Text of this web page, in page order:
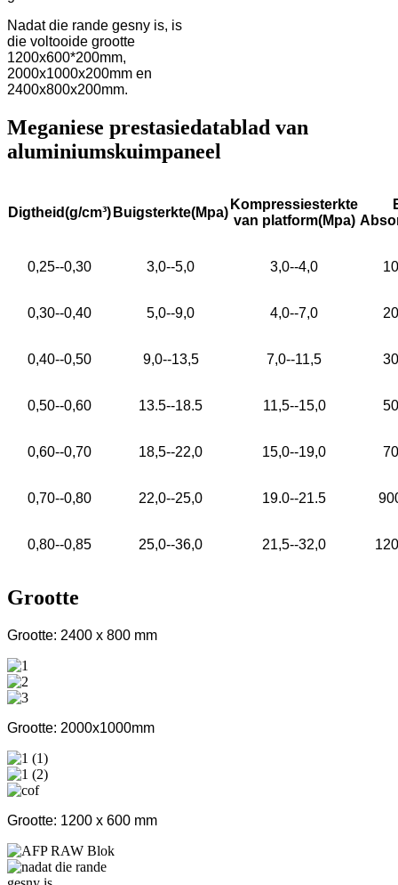
Nadat die rande gesny is, is
die voltooide grootte
1200x600*200mm,
2000x1000x200mm en
2400x800x200mm.
Meganiese prestasiedatablad van
aluminiumskuimpaneel
Digtheid(g/cm³) Buigsterkte(Mpa)
Kompressiesterkte
van platform(Mpa)
0,25--0,30 3,0--5,0 3,0--4,0
0,30--0,40 5,0--9,0 4,0--7,0
0,40--0,50 9,0--13,5 7,0--11,5
0,50--0,60 13.5--18.5 11,5--15,0
0,60--0,70 18,5--22,0 15,0--19,0
0,70--0,80 22,0--25,0 19.0--21.5
0,80--0,85 25,0--36,0 21,5--32,0
Grootte
Grootte: 2400 x 800 mm
Grootte: 2000x1000mm
Grootte: 1200 x 600 mm